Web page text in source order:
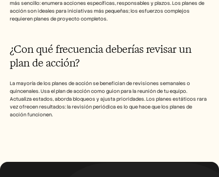
más sencillo: enumera acciones específicas, responsables y plazos. Los planes de
acción son ideales para iniciativas más pequeñas; los esfuerzos complejos
requieren planes de proyecto completos.
¿Con qué frecuencia deberías revisar un
plan de acción?
La mayoría de los planes de acción se benefician de revisiones semanales o
quincenales. Usa el plan de acción como guion para la reunión de tu equipo.
Actualiza estados, aborda bloqueos y ajusta prioridades. Los planes estáticos rara
vez ofrecen resultados: la revisión periódica es lo que hace que los planes de
acción funcionen.